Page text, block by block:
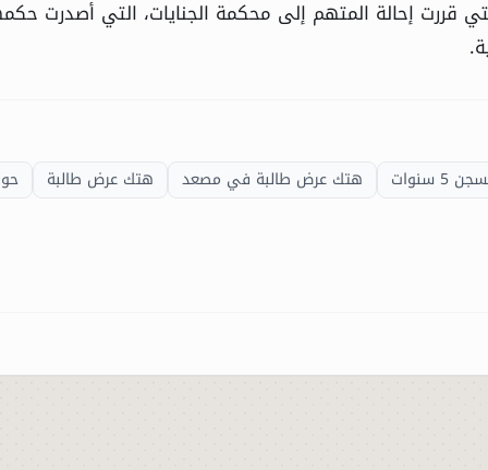
قررت إحالة المتهم إلى محكمة الجنايات، التي أصدرت
5 سنوات هتك عرض طالبة في مصعد هتك عرض طالبة